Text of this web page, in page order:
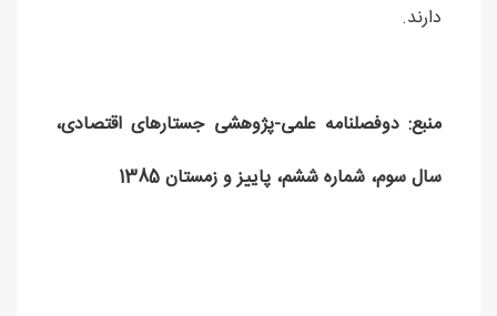
دارند.
منبع: دوفصلنامه علمی-پژوهشی جستارهای اقتصادی،
سال سوم، شماره ششم، پاییز و زمستان 1385